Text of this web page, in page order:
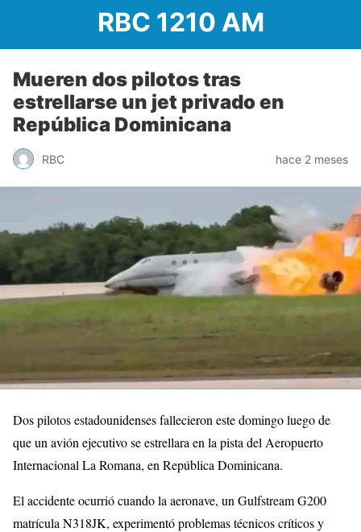
RBC 1210 AM
Mueren dos pilotos tras
estrellarse un jet privado en
República Dominicana
RBC hace 2 meses
Dos pilotos estadounidenses fallecieron este domingo luego de
que un avión ejecutivo se estrellara en la pista del Aeropuerto
Internacional La Romana, en República Dominicana.
El accidente ocurrió cuando la aeronave, un Gulfstream G200
matrícula N318JK, experimentó problemas técnicos críticos y